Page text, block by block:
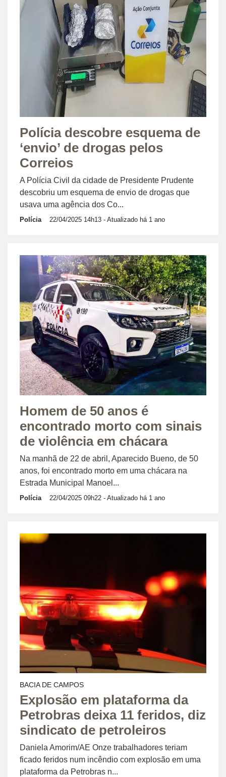
Polícia descobre esquema de
‘envio’ de drogas pelos
Correios
A Polícia Civil da cidade de Presidente Prudente
descobriu um esquema de envio de drogas que
usava uma agência dos Co...
Polícia 22/04/2025 14h13 - Atualizado há 1 ano
Homem de 50 anos é
encontrado morto com sinais
de violência em chácara
Na manhã de 22 de abril, Aparecido Bueno, de 50
anos, foi encontrado morto em uma chácara na
Estrada Municipal Manoel...
Polícia 22/04/2025 09h22 - Atualizado há 1 ano
BACIA DE CAMPOS
Explosão em plataforma da
Petrobras deixa 11 feridos, diz
sindicato de petroleiros
Daniela Amorim/AE Onze trabalhadores teriam
ficado feridos num incêndio com explosão em uma
plataforma da Petrobras n...